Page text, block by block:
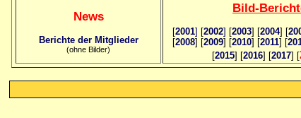
News
Berichte der Mitglieder
(ohne Bilder)
Bild-B
[2001] [2002] [2003] [2004] [
[2008] [2009] [2010] [2011] [
[2015] [2016] [2017] [